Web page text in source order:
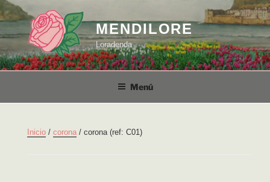
Saltar
al
contenido
MENDILORE
Loradenda
Menú
Inicio / corona / corona (ref: C01)